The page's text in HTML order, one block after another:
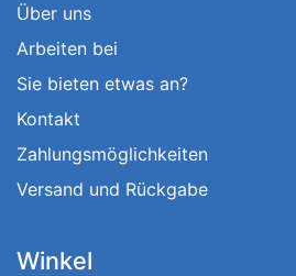
Über uns
Arbeiten bei
Sie bieten etwas an?
Kontakt
Zahlungsmöglichkeiten
Versand und Rückgabe
Winkel